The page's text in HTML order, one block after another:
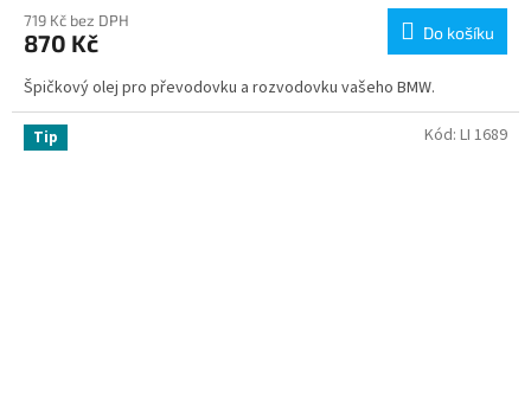
719 Kč bez DPH
870 Kč Do košíku
Špičkový olej pro převodovku a rozvodovku vašeho BMW.
Tip Kód: LI 1689